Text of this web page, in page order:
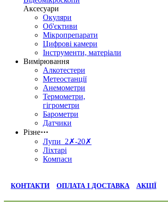
Аксесуари
Окуляри
Об'єктиви
Мікропрепарати
Цифрові камери
Інструменти, матеріали
Вимірювання
Алкотестери
Метеостанції
Анемометри
Термометри,
гігрометри
Барометри
Датчики
Різне⋯
Лупи 2✗-20✗
Ліхтарі
Компаси
КОНТАКТИ ОПЛАТА І ДОСТАВКА АКЦІЇ